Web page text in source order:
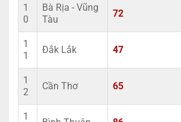
1
0
Bà Rịa - Vũng
Tàu
72
1
1
Đắk Lắk 47
1
2
Cần Thơ 65
1